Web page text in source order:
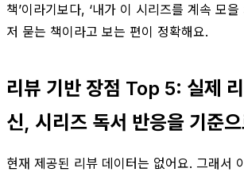
책’이라기보다, ‘내가 이 시리즈를 계속 모을
저 묻는 책이라고 보는 편이 정확해요.
리뷰 기반 장점 Top 5: 실제
신, 시리즈 독서 반응을 기준
현재 제공된 리뷰 데이터는 없어요. 그래서